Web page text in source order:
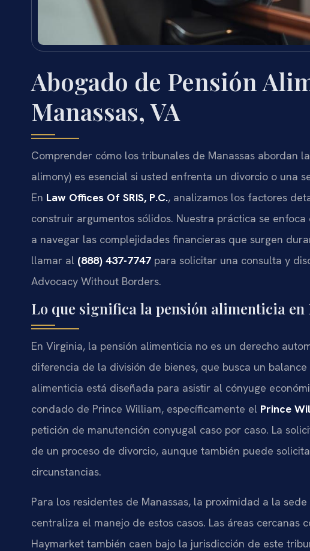
Abogado de Pensión
Manassas, VA
Comprender cómo los tribunales de Manassas abordan
alimony) es esencial si usted enfrenta un divorcio o una
En Law Offices Of SRIS, P.C., analizamos los factores
construir argumentos sólidos. Nuestra práctica se
a navegar las complejidades financieras que surgen
llamar al (888) 437-7747 para solicitar una consulta y
Advocacy Without Borders.
Lo que significa la pensión alimenticia en
En Virginia, la pensión alimenticia no es un derecho
diferencia de la división de bienes, que busca un
alimenticia está diseñada para asistir al cónyuge
condado de Prince William, específicamente el Prince
petición de manutención conyugal caso por caso. La
de un proceso de divorcio, aunque también puede
circunstancias.
Para los residentes de Manassas, la proximidad a la
centraliza el manejo de estos casos. Las áreas cercanas
Haymarket también caen bajo la jurisdicción de este